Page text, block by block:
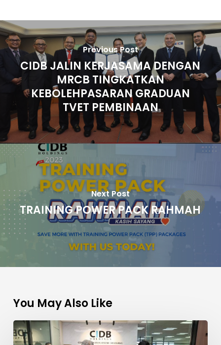
Previous Post
CIDB JALIN KERJASAMA DENGAN
MRCB TINGKATKAN
KEBOLEHPASARAN GRADUAN
TVET PEMBINAAN
Next Post
TRAINING POWER PACK RAHMAH
You May Also Like
Menara
Asia